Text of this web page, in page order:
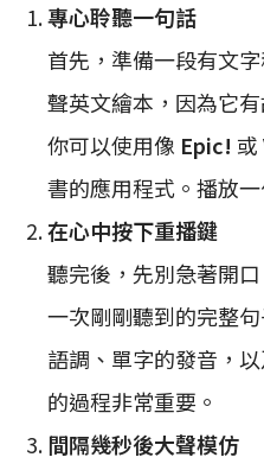
專心聆聽一句話
首先，準備一段有文
聲英文繪本，因為它
你可以使用像 Epic! 或
書的應用程式。播放
在心中按下重播鍵
聽完後，先別急著開
一次剛剛聽到的完整
語調、單字的發音，
的過程非常重要。
間隔幾秒後大聲模仿